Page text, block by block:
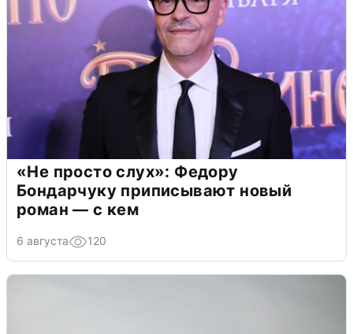
«Не просто слух»: Федору
Бондарчуку приписывают новый
роман — с кем
6 августа 120